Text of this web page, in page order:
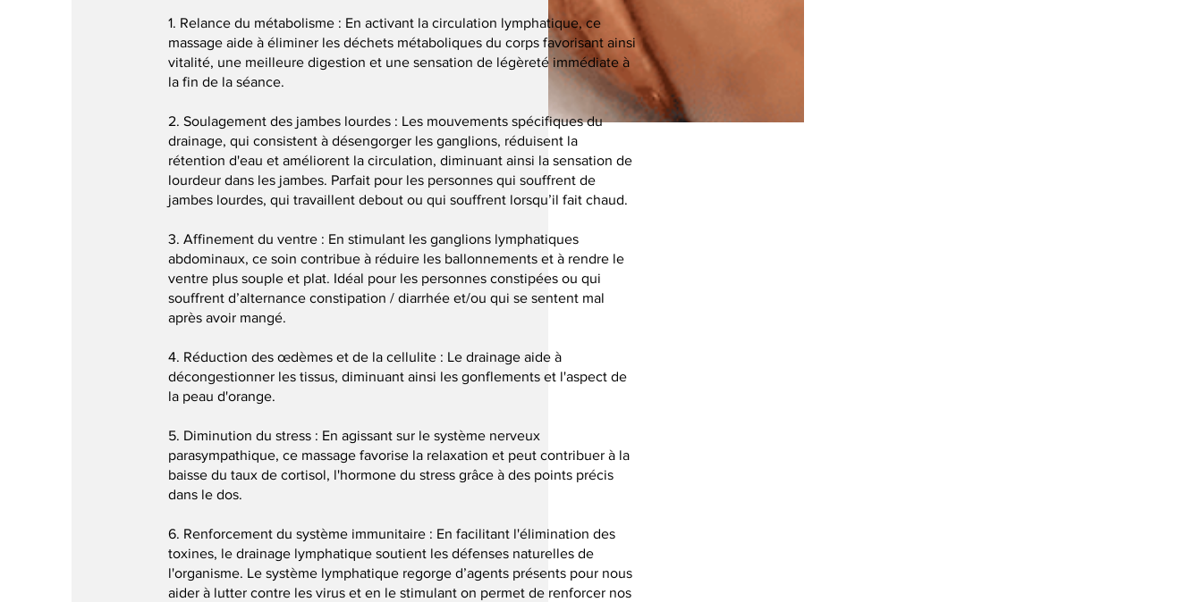
1. Relance du métabolisme : En activant la circulation lymphatique, ce
massage aide à éliminer les déchets métaboliques du corps favorisant ainsi
vitalité, une meilleure digestion et une sensation de légèreté immédiate à
la fin de la séance.
2. Soulagement des jambes lourdes : Les mouvements spécifiques du
drainage, qui consistent à désengorger les ganglions, réduisent la
rétention d'eau et améliorent la circulation, diminuant ainsi la sensation de
lourdeur dans les jambes.​ Parfait pour les personnes qui souffrent de
jambes lourdes, qui travaillent debout ou qui souffrent lorsqu’il fait chaud.
3. Affinement du ventre : En stimulant les ganglions lymphatiques
abdominaux, ce soin contribue à réduire les ballonnements et à rendre le
ventre plus souple et plat.​ Idéal pour les personnes constipées ou qui
souffrent d’alternance constipation / diarrhée et/ou qui se sentent mal
après avoir mangé.
4. Réduction des œdèmes et de la cellulite : Le drainage aide à
décongestionner les tissus, diminuant ainsi les gonflements et l'aspect de
la peau d'orange.
5. Diminution du stress : En agissant sur le système nerveux
parasympathique, ce massage favorise la relaxation et peut contribuer à la
baisse du taux de cortisol, l'hormone du stress grâce à des points précis
dans le dos.
6. Renforcement du système immunitaire : En facilitant l'élimination des
toxines, le drainage lymphatique soutient les défenses naturelles de
l'organisme. Le système lymphatique regorge d’agents présents pour nous
aider à lutter contre les virus et en le stimulant on permet de renforcer nos